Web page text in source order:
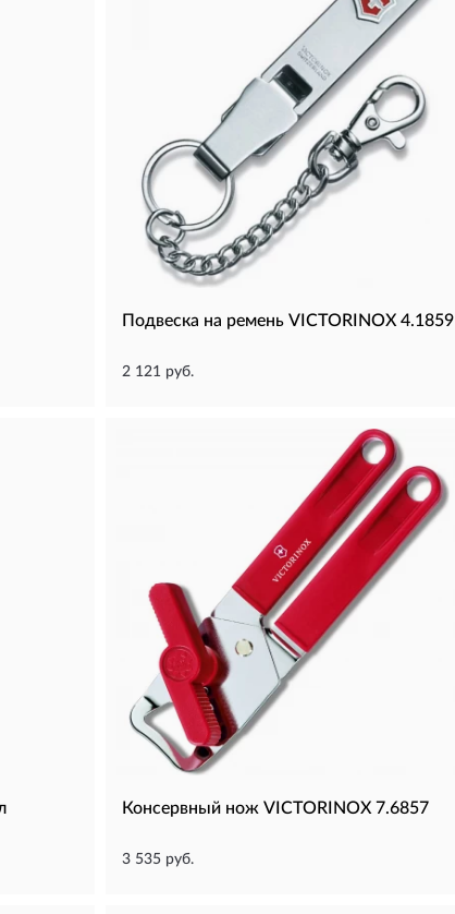
Подвеска на ремень VICTORINOX 4.1859
2 121 руб.
Консервный нож VICTORINOX 7.6857
3 535 руб.